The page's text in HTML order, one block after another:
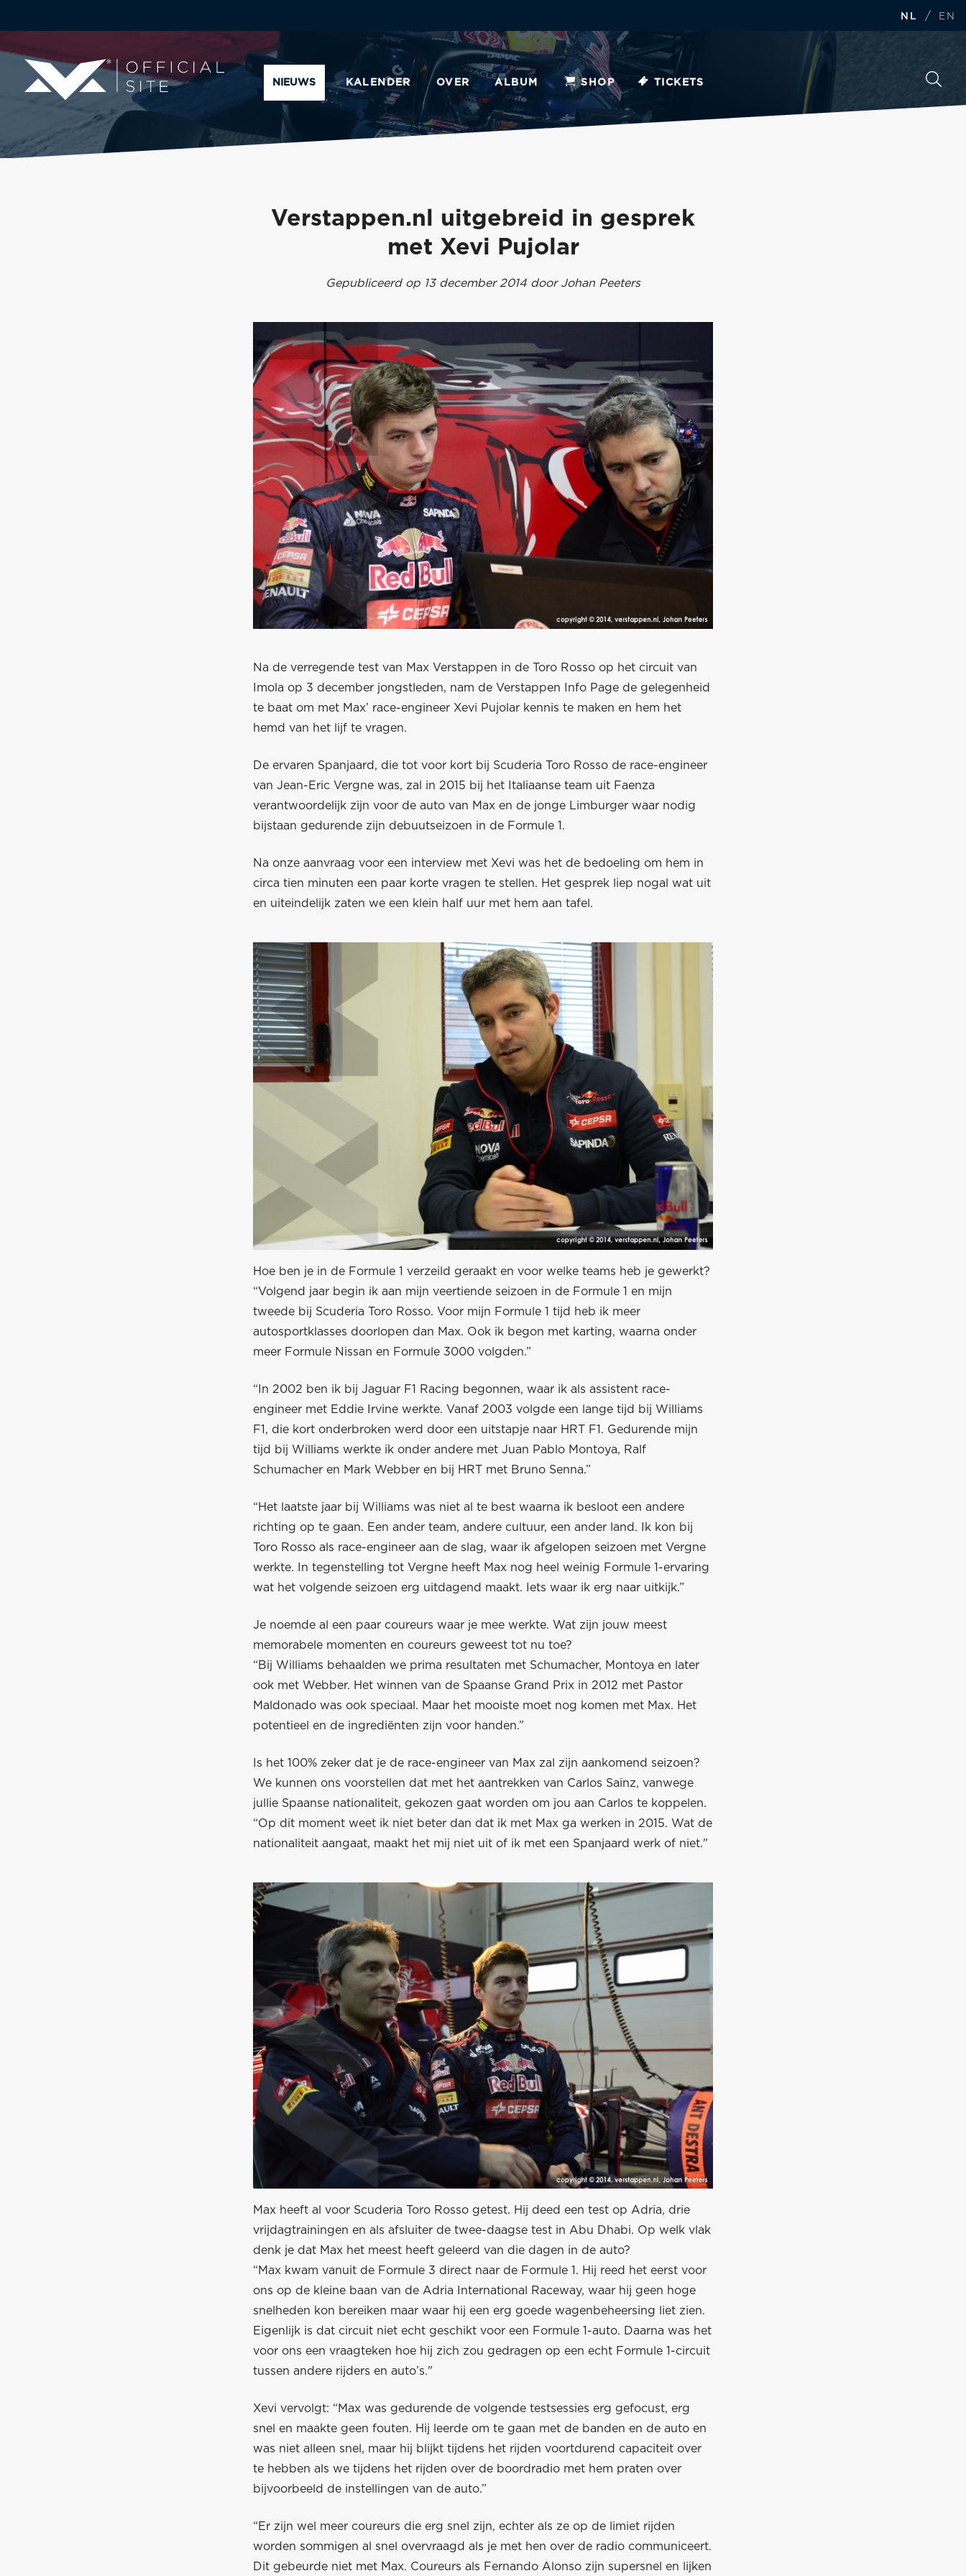
NL / EN
NIEUWS KALENDER OVER ALBUM SHOP TICKETS
Verstappen.nl uitgebreid in gesprek
met Xevi Pujolar
Gepubliceerd op 13 december 2014 door Johan Peeters
Na de verregende test van Max Verstappen in de Toro Rosso op het circuit van
Imola op 3 december jongstleden, nam de Verstappen Info Page de gelegenheid
te baat om met Max’ race-engineer Xevi Pujolar kennis te maken en hem het
hemd van het lijf te vragen.
De ervaren Spanjaard, die tot voor kort bij Scuderia Toro Rosso de race-engineer
van Jean-Eric Vergne was, zal in 2015 bij het Italiaanse team uit Faenza
verantwoordelijk zijn voor de auto van Max en de jonge Limburger waar nodig
bijstaan gedurende zijn debuutseizoen in de Formule 1.
Na onze aanvraag voor een interview met Xevi was het de bedoeling om hem in
circa tien minuten een paar korte vragen te stellen. Het gesprek liep nogal wat uit
en uiteindelijk zaten we een klein half uur met hem aan tafel.
Hoe ben je in de Formule 1 verzeild geraakt en voor welke teams heb je gewerkt?
“Volgend jaar begin ik aan mijn veertiende seizoen in de Formule 1 en mijn
tweede bij Scuderia Toro Rosso. Voor mijn Formule 1 tijd heb ik meer
autosportklasses doorlopen dan Max. Ook ik begon met karting, waarna onder
meer Formule Nissan en Formule 3000 volgden.”
“In 2002 ben ik bij Jaguar F1 Racing begonnen, waar ik als assistent race-
engineer met Eddie Irvine werkte. Vanaf 2003 volgde een lange tijd bij Williams
F1, die kort onderbroken werd door een uitstapje naar HRT F1. Gedurende mijn
tijd bij Williams werkte ik onder andere met Juan Pablo Montoya, Ralf
Schumacher en Mark Webber en bij HRT met Bruno Senna.”
“Het laatste jaar bij Williams was niet al te best waarna ik besloot een andere
richting op te gaan. Een ander team, andere cultuur, een ander land. Ik kon bij
Toro Rosso als race-engineer aan de slag, waar ik afgelopen seizoen met Vergne
werkte. In tegenstelling tot Vergne heeft Max nog heel weinig Formule 1-ervaring
wat het volgende seizoen erg uitdagend maakt. Iets waar ik erg naar uitkijk.”
Je noemde al een paar coureurs waar je mee werkte. Wat zijn jouw meest
memorabele momenten en coureurs geweest tot nu toe?
“Bij Williams behaalden we prima resultaten met Schumacher, Montoya en later
ook met Webber. Het winnen van de Spaanse Grand Prix in 2012 met Pastor
Maldonado was ook speciaal. Maar het mooiste moet nog komen met Max. Het
potentieel en de ingrediënten zijn voor handen.”
Is het 100% zeker dat je de race-engineer van Max zal zijn aankomend seizoen?
We kunnen ons voorstellen dat met het aantrekken van Carlos Sainz, vanwege
jullie Spaanse nationaliteit, gekozen gaat worden om jou aan Carlos te koppelen.
“Op dit moment weet ik niet beter dan dat ik met Max ga werken in 2015. Wat de
nationaliteit aangaat, maakt het mij niet uit of ik met een Spanjaard werk of niet."
Max heeft al voor Scuderia Toro Rosso getest. Hij deed een test op Adria, drie
vrijdagtrainingen en als afsluiter de twee-daagse test in Abu Dhabi. Op welk vlak
denk je dat Max het meest heeft geleerd van die dagen in de auto?
“Max kwam vanuit de Formule 3 direct naar de Formule 1. Hij reed het eerst voor
ons op de kleine baan van de Adria International Raceway, waar hij geen hoge
snelheden kon bereiken maar waar hij een erg goede wagenbeheersing liet zien.
Eigenlijk is dat circuit niet echt geschikt voor een Formule 1-auto. Daarna was het
voor ons een vraagteken hoe hij zich zou gedragen op een echt Formule 1-circuit
tussen andere rijders en auto’s."
Xevi vervolgt: “Max was gedurende de volgende testsessies erg gefocust, erg
snel en maakte geen fouten. Hij leerde om te gaan met de banden en de auto en
was niet alleen snel, maar hij blijkt tijdens het rijden voortdurend capaciteit over
te hebben als we tijdens het rijden over de boordradio met hem praten over
bijvoorbeeld de instellingen van de auto.”
“Er zijn wel meer coureurs die erg snel zijn, echter als ze op de limiet rijden
worden sommigen al snel overvraagd als je met hen over de radio communiceert.
Dit gebeurde niet met Max. Coureurs als Fernando Alonso zijn supersnel en lijken